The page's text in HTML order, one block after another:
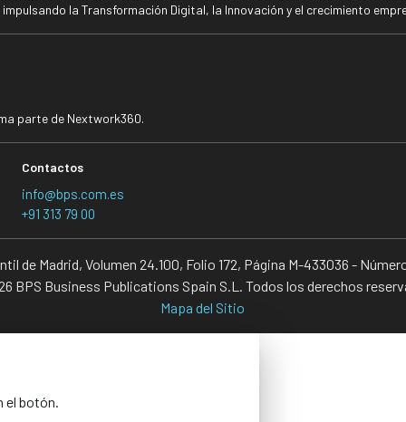
la Transformación Digital, la Innovación y el crecimiento
parte de Nextwork360.
Contactos
info@bps.com.es
+91 313 79 00
de Madrid, Volumen 24.100, Folio 172, Página M-433036 -
BPS Business Publications Spain S.L. Todos los derechos
Mapa del Sitio
el botón.